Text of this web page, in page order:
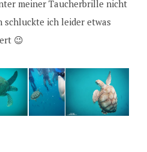
meiner Taucherbrille nicht
ich leider etwas
😉